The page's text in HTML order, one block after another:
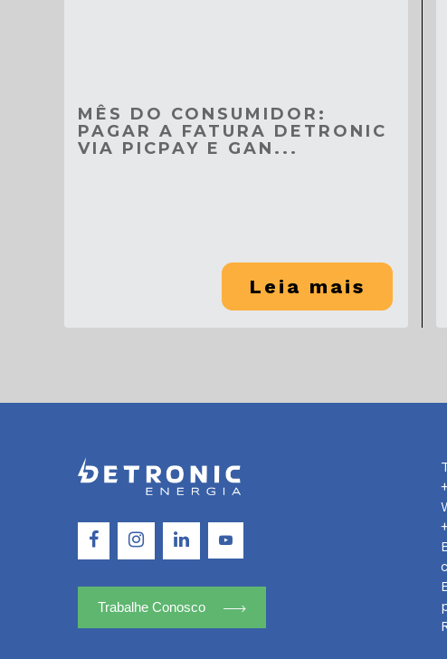
MÊS DO CONSUMIDOR:
PAGAR A FATURA DETRONIC
VIA PICPAY E GAN...
Leia mais
Trabalhe Conosco